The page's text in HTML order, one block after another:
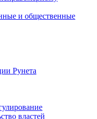
и общественные
Рунета
властей